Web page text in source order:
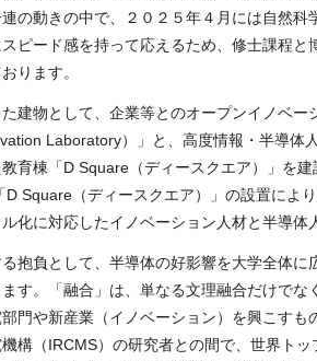
の動きの中で、２０２５年４月には自然科
ピード感を持って応えるため、修士課程
ります。
建物として、企業等とのオープンイノベー
Laboratory）」と、高度情報・半導体
育棟「D Square （ディースクエア）」を
D Square （ディースクエア）」の設置によ
化に対応したイノベーション人材と半導体
抱負として、半導体の好影響を大学全体
す。「融合」は、単なる文理融合だけで
門や新産業（イノベーション）を興こす
構（IRCMS）の研究者との間で、世界ト